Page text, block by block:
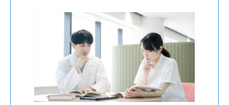
学校教育教員養成課程中学校教育専攻（理科教育コース）
学校教育教員養成課程中学校教育専攻（技術・工業教育
経済学部